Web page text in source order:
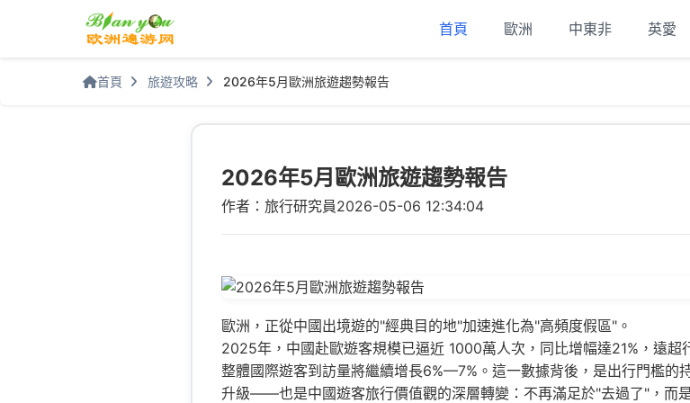
首頁 歐洲 中東非 英愛
首頁 旅遊攻略 2026年5月歐洲旅遊趨勢報告
2026年5月歐洲旅遊趨勢報告
作者：旅行研究員2026-05-06 12:34:04
歐洲，正從中國出境遊的"經典目的地"加速進化為"高頻度假區"。
2025年，中國赴歐遊客規模已逼近 1000萬人次，同比增幅達21%，遠
整體國際遊客到訪量將繼續增長6%—7%。這一數據背後，是出行門檻
升級——也是中國遊客旅行價值觀的深層轉變：不再滿足於"去過了"，而